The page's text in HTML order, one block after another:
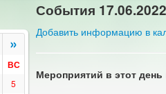
»
ВС
5
События 17.06.2022
Добавить информацию в
Мероприятий в этот день